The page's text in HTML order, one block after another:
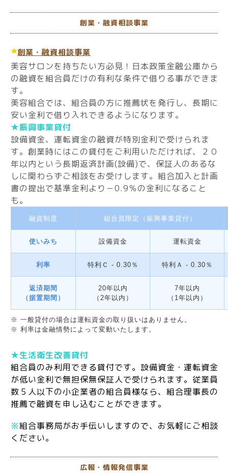
創業・融資相談事業
創業・融資相談事業
美容サロンを持ちたい方必見！日本政策金融公庫から
の融資を組合員だけの有利な条件で借りる事ができま
す。
美容組合では、組合員の方に推薦状を発行し、長期に
安い金利で借り入れできるようになります。
★振興事業貸付
設備資金、運転資金の融資が特別金利で受けられま
す。創業時にはこの貸付をご利用いただければ、２０
年以内という長期返済計画(設備)で、保証人のあるな
しに関わらずご相談をお受けします。組合加入と計画
書の提出で基準金利より－0.9％の金利になること
も。
融資制度 組合員限定（振興事業貸付）
使いみち 設備資金 運転資金
利率 特利Ｃ - 0.30％ 特利Ａ - 0.30％
返済期間
（据置期間）
20年以内
（2年以内）
7年以内
（1年以内）
※ 一般貸付の場合は運転資金の取り扱いはありません。
※ 利率は金融情勢によって変動いたします。
★生活衛生改善貸付
組合員のみ利用できる貸付です。設備資金・運転資金
が低い金利で無担保無保証人で受けられます。 従業員
数５人以下の小企業者の組合員様なら、組合理事長の
推薦で融資を申し込むことができます。
※組合事務局がお手伝いしますので、お気軽にご相談
ください。
広報・情報発信事業